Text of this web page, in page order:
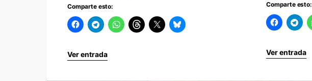
Comparte esto:
Ver entrada
Comparte esto:
Ver entrada